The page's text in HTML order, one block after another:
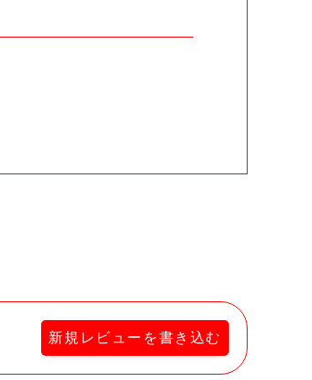
新規レビューを書き込む